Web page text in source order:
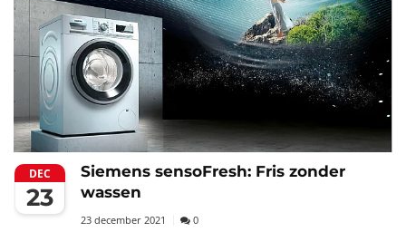
DEC
23
Siemens sensoFresh: Fris zonder
wassen
23 december 2021 0